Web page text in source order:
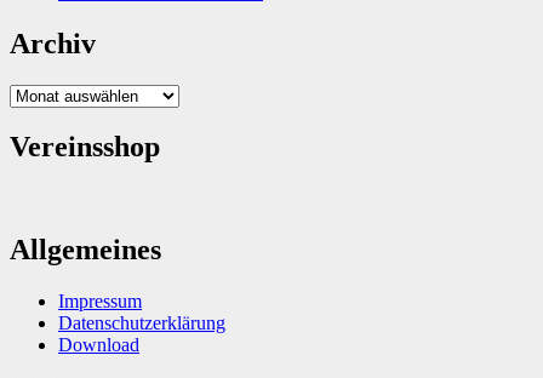
Archiv
Archiv
Vereinsshop
Allgemeines
Impressum
Datenschutzerklärung
Download